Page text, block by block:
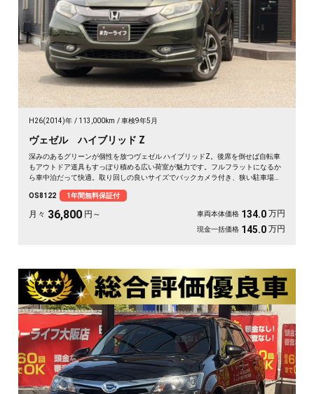
H26(2014)年 113,000km 車検9年5月
ヴェゼル ハイブリッド Z
深みのあるグリーンが個性を放つヴェゼル ハイブリッドZ。後席を倒せば自転車
もアウトドア道具もすっぽり積める広い荷室が魅力です。フルフラットになるか
ら車中泊だって快適。取り回しの良いサイズでバックカメラ付き、狭い駐車場も
コーダー付きで万が一の時も映像で安心。走りに彩りを添える一台です《1年保
証付》🚗✨💚💺😎
OS8122 1年間無料保証付
月々 36,800 円～ 車両本体価格 134.0 万円
現金一括価格 145.0 万円